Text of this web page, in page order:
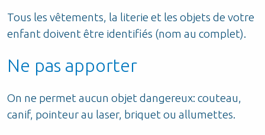
Tous les vêtements, la literie et les objets de votre
enfant doivent être identifiés (nom au complet).
Ne pas apporter
On ne permet aucun objet dangereux: couteau,
canif, pointeur au laser, briquet ou allumettes.